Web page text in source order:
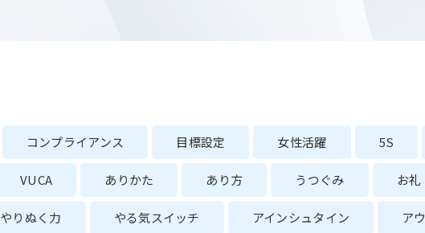
コンプライアンス 目標設定 女性活躍 5S
VUCA ありかた あり方 うつぐみ お礼
やりぬく力 やる気スイッチ アインシュタイン ア